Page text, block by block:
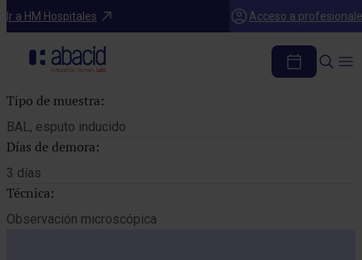
Ir a HM Hospitales Acceso a
Catálogo de pruebas
TINCION DE METENAMINA DE PLATA
Tipo de muestra:
BAL, esputo inducido
Días de demora:
3 días
Técnica:
Observación microscópica